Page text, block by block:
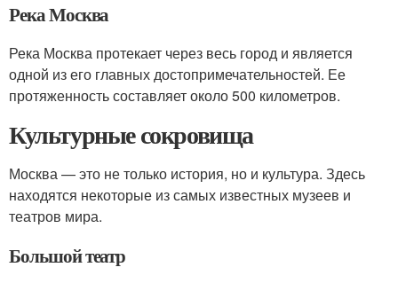
Река Москва
Река Москва протекает через весь город и является
одной из его главных достопримечательностей. Ее
протяженность составляет около 500 километров.
Культурные сокровища
Москва — это не только история, но и культура. Здесь
находятся некоторые из самых известных музеев и
театров мира.
Большой театр